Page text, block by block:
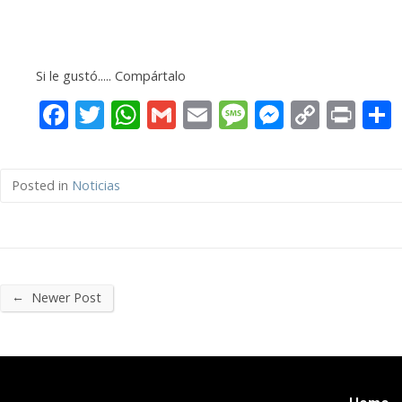
Si le gustó..... Compártalo
Facebook
Twitter
WhatsApp
GmailEmailMessage
Copy
Print
Posted in Noticias
← Newer Post